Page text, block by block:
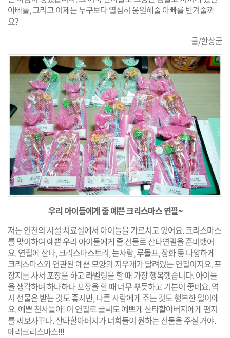
아빠를, 그리고 이제는 누구보다 열심히 응원해줄 아빠를 반겨줄까
요?
글/한상균
우리 아이들에게 줄 예쁜 크리스마스 연필~
저는 인천의 사설 치료실에서 아이들을 가르치고 있어요. 크리스마스
를 맞이하여 예쁜 우리 아이들에게 줄 선물로 산타연필을 준비했어
요. 연필에 산타, 크리스마스트리, 눈사람, 루돌프, 장화 등 다양하게
크리스마스와 연관된 예쁜 모양의 지우개가 달려있는 연필이지요. 포
장지를 사서 포장을 하고 라벨링을 할 때 가장 행복했습니다. 아이들
을 생각하며 하나하나 포장을 할 때 너무 뿌듯하고 기분이 좋네요. 역
시 선물은 받는 것도 좋지만, 다른 사람에게 주는 것도 행복한 일이에
요. 예쁜 천사들아! 이 연필로 글씨도 예쁘게 산타할아버지에게 편지
를 써보자꾸나. 산타할아버지가 너희들이 원하는 선물을 주실 거야.
메리크리스마스!!!